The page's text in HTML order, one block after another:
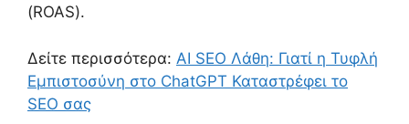
(ROAS).
Δείτε περισσότερα: AI SEO Λάθη: Γιατί η Τυφλή
Εμπιστοσύνη στο ChatGPT Καταστρέφει το
SEO σας